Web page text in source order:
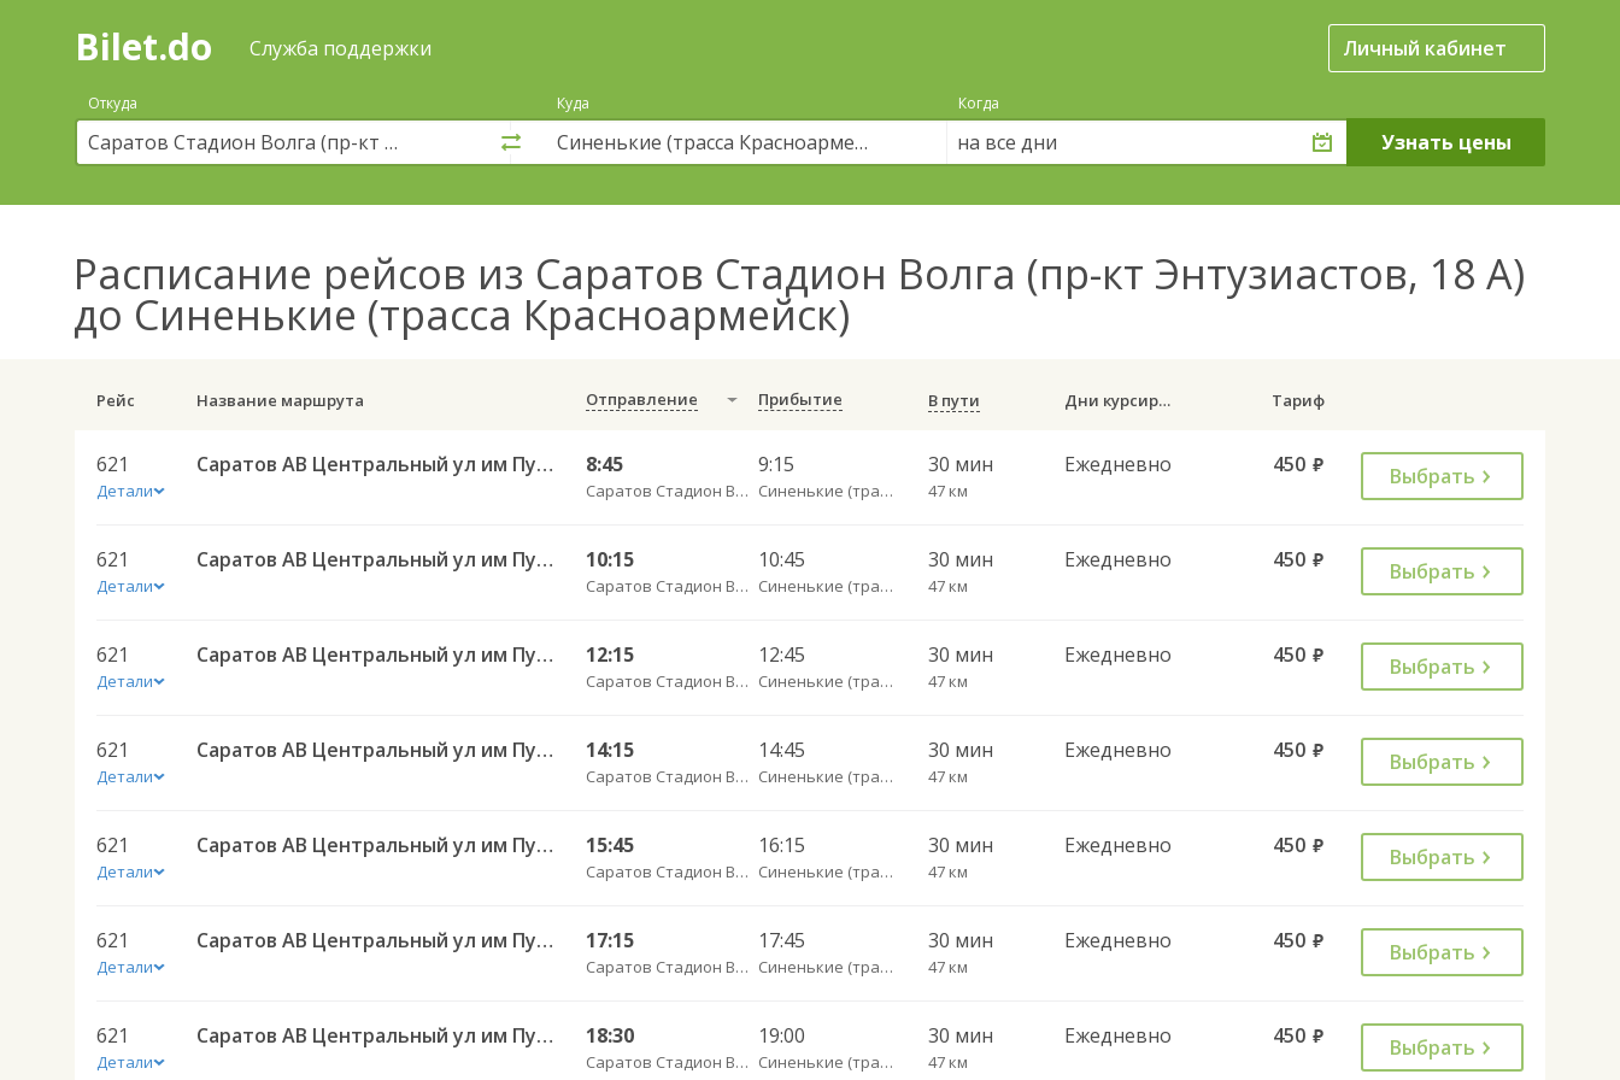
Поиск
покупка
билетов
автобус
онлайн
Bilet.do Служба поддержки Личный кабинет
Откуда Куда Когда
на все дни
Расписание рейсов из Саратов Стадион Волга (пр-кт Энтузиастов, 18 А)
до Синенькие (трасса Красноармейск)
Рейс Название маршрута Отправление Прибытие В пути Дни курсирования Тариф
621
Детали
Саратов АВ Центральный ул им Пугачева 179 А — Красноармейск 5-й Микрорайон 621 8:45
Саратов Стадион Волга (пр-кт Энтузиастов, 18 А)
9:15
Синенькие (трасса Красноармейск)
30 мин
47 км
Ежедневно 450 руб. Выбрать
621
Детали
Саратов АВ Центральный ул им Пугачева 179 А — Красноармейск 5-й Микрорайон 621 10:15
Саратов Стадион Волга (пр-кт Энтузиастов, 18 А)
10:45
Синенькие (трасса Красноармейск)
30 мин
47 км
Ежедневно 450 руб. Выбрать
621
Детали
Саратов АВ Центральный ул им Пугачева 179 А — Красноармейск 5-й Микрорайон 621 12:15
Саратов Стадион Волга (пр-кт Энтузиастов, 18 А)
12:45
Синенькие (трасса Красноармейск)
30 мин
47 км
Ежедневно 450 руб. Выбрать
621
Детали
Саратов АВ Центральный ул им Пугачева 179 А — Красноармейск 5-й Микрорайон 621 14:15
Саратов Стадион Волга (пр-кт Энтузиастов, 18 А)
14:45
Синенькие (трасса Красноармейск)
30 мин
47 км
Ежедневно 450 руб. Выбрать
621
Детали
Саратов АВ Центральный ул им Пугачева 179 А — Красноармейск 5-й Микрорайон 621 15:45
Саратов Стадион Волга (пр-кт Энтузиастов, 18 А)
16:15
Синенькие (трасса Красноармейск)
30 мин
47 км
Ежедневно 450 руб. Выбрать
621
Детали
Саратов АВ Центральный ул им Пугачева 179 А — Красноармейск 5-й Микрорайон 621 17:15
Саратов Стадион Волга (пр-кт Энтузиастов, 18 А)
17:45
Синенькие (трасса Красноармейск)
30 мин
47 км
Ежедневно 450 руб. Выбрать
621
Детали
Саратов АВ Центральный ул им Пугачева 179 А — Красноармейск 5-й Микрорайон 621 18:30
Саратов Стадион Волга (пр-кт Энтузиастов, 18 А)
19:00
Синенькие (трасса Красноармейск)
30 мин
47 км
Ежедневно 450 руб. Выбрать